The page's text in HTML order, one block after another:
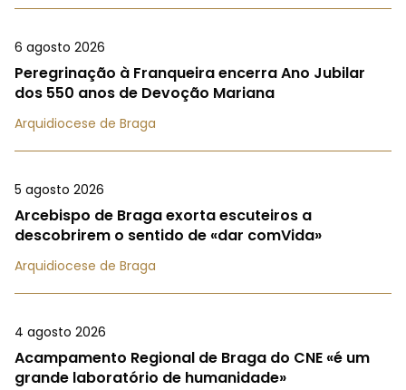
6 agosto 2026
Peregrinação à Franqueira encerra Ano Jubilar
dos 550 anos de Devoção Mariana
Arquidiocese de Braga
5 agosto 2026
Arcebispo de Braga exorta escuteiros a
descobrirem o sentido de «dar comVida»
Arquidiocese de Braga
4 agosto 2026
Acampamento Regional de Braga do CNE «é um
grande laboratório de humanidade»